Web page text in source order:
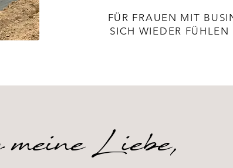
FÜR FRAUEN MIT
SICH WIEDER FÜHLEN
Liebe,